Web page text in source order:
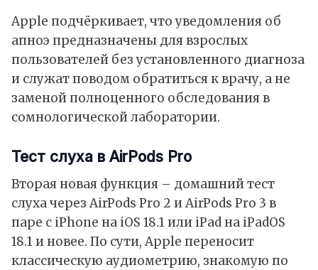
Apple подчёркивает, что уведомления об
апноэ предназначены для взрослых
пользователей без установленного диагноза
и служат поводом обратиться к врачу, а не
заменой полноценного обследования в
сомнологической лаборатории.
Тест слуха в AirPods Pro
Вторая новая функция – домашний тест
слуха через AirPods Pro 2 и AirPods Pro 3 в
паре с iPhone на iOS 18.1 или iPad на iPadOS
18.1 и новее. По сути, Apple переносит
классическую аудиометрию, знакомую по